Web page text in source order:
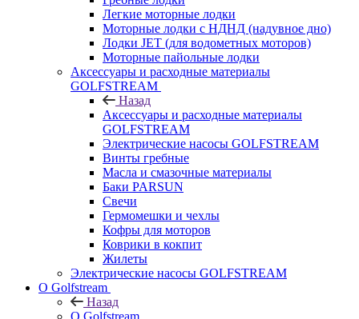
Легкие моторные лодки
Моторные лодки с НДНД (надувное дно)
Лодки JET (для водометных моторов)
Моторные пайольные лодки
Аксессуары и расходные материалы
GOLFSTREAM
Назад
Аксессуары и расходные материалы
GOLFSTREAM
Электрические насосы GOLFSTREAM
Винты гребные
Масла и смазочные материалы
Баки PARSUN
Свечи
Гермомешки и чехлы
Кофры для моторов
Коврики в кокпит
Жилеты
Электрические насосы GOLFSTREAM
О Golfstream
Назад
О Golfstream